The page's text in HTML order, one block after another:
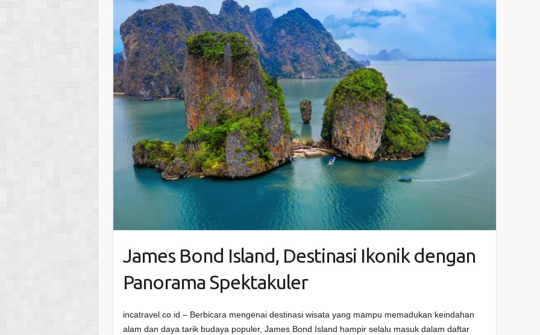
James Bond Island, Destinasi Ikonik dengan
Panorama Spektakuler
incatravel.co.id – Berbicara mengenai destinasi wisata yang mampu memadukan keindahan
alam dan daya tarik budaya populer, James Bond Island hampir selalu masuk dalam daftar